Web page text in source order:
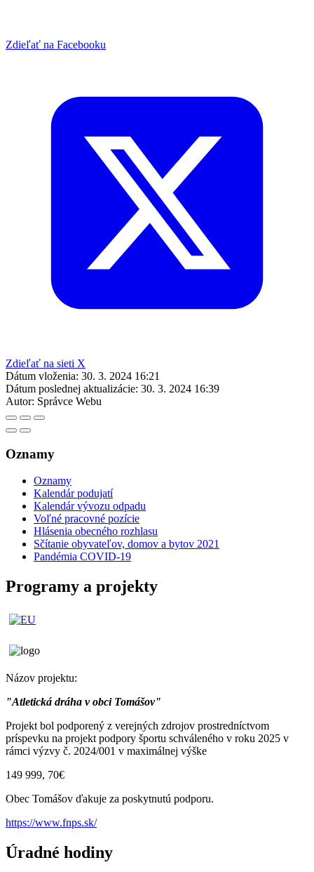
Zdieľať na Facebooku
Zdieľať na sieti X
Dátum vloženia: 30. 3. 2024 16:21
Dátum poslednej aktualizácie: 30. 3. 2024 16:39
Autor: Správce Webu
Oznamy
Oznamy
Kalendár podujatí
Kalendár vývozu odpadu
Voľné pracovné pozície
Hlásenia obecného rozhlasu
Sčítanie obyvateľov, domov a bytov 2021
Pandémia COVID-19
Programy a projekty
Názov projektu:
"Atletická dráha v obci Tomášov"
Projekt bol podporený z verejných zdrojov prostredníctvom
príspevku na projekt podpory športu schváleného v roku 2025 v
rámci výzvy č. 2024/001 v maximálnej výške
149 999, 70€
Obec Tomášov ďakuje za poskytnutú podporu.
https://www.fnps.sk/
Úradné hodiny